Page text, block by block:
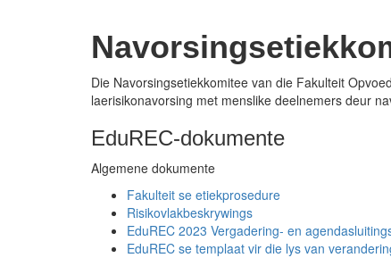
Die Navorsingsetiekkomitee van die Fakulteit
laerisikonavorsing met menslike deelnemers deur
EduREC-dokumente
Algemene dokumente
Fakulteit se etiekprosedure
Risikovlakbeskrywings
EduREC 2023 Vergadering- en
EduREC se templaat vir die lys van